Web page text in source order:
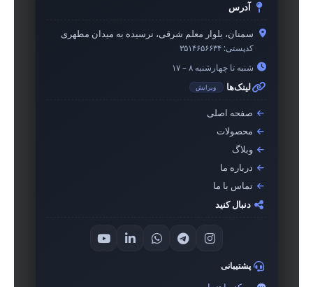
آدرس
سمنان، بلوار معلم شرقی، نرسیده به میدان مطهری
کدپستی: ۳۵۱۴۶۵۶۶۳۴
شنبه تا چهارشنبه ۸ – ۱۷
لینک‌ها ویرایش
صفحه اصلی
محصولات
وبلاگ
درباره ما
تماس با ما
دنبال کنید
پشتیبانی